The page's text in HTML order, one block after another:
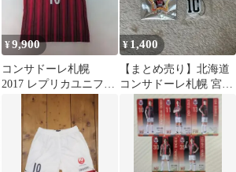
¥9,900
コンサドーレ札幌
2017 レプリカユニフォ
ーム 宮澤裕樹 Lサ
イズ
¥1,400
【まとめ売り】北海道
コンサドーレ札幌 宮澤
裕樹 ボンフィン キーホ
ルダー